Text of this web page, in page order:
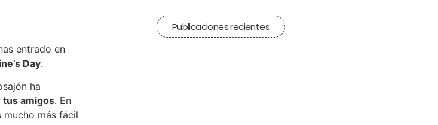
entrado en
Day.
ha
amigos. En
mucho más fácil
Publicaciones recientes